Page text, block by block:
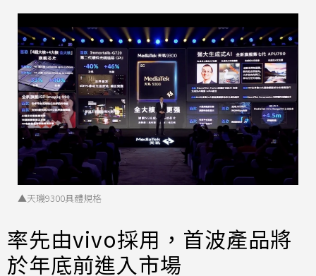
▲天璣9300具體規格
率先由vivo採用，首波產品將
於年底前進入市場